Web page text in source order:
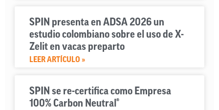
SPIN presenta en ADSA 2026 un
estudio colombiano sobre el uso de X-
Zelit en vacas preparto
LEER ARTÍCULO »
SPIN se re-certifica como Empresa
100% Carbon Neutral®